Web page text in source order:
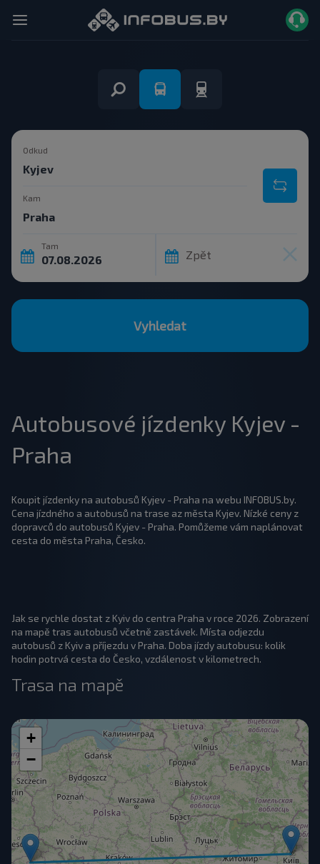
Odkud
Kam
Tam
Zpět
Vyhledat
Autobusové jízdenky Kyjev -
Praha
Koupit jízdenky na autobusů Kyjev - Praha na webu INFOBUS.by.
Cena jízdného a autobusů na trase az města Kyjev. Nízké ceny z
dopravců do autobusů Kyjev - Praha. Pomůžeme vám naplánovat
cesta do města Praha, Česko.
Jak se rychle dostat z Kyiv do centra Praha v roce 2026. Zobrazení
na mapě tras autobusů včetně zastávek. Místa odjezdu
autobusů z Kyiv a příjezdu v Praha. Doba jízdy autobusu: kolik
hodin potrvá cesta do Česko, vzdálenost v kilometrech.
Trasa na mapě
+
−